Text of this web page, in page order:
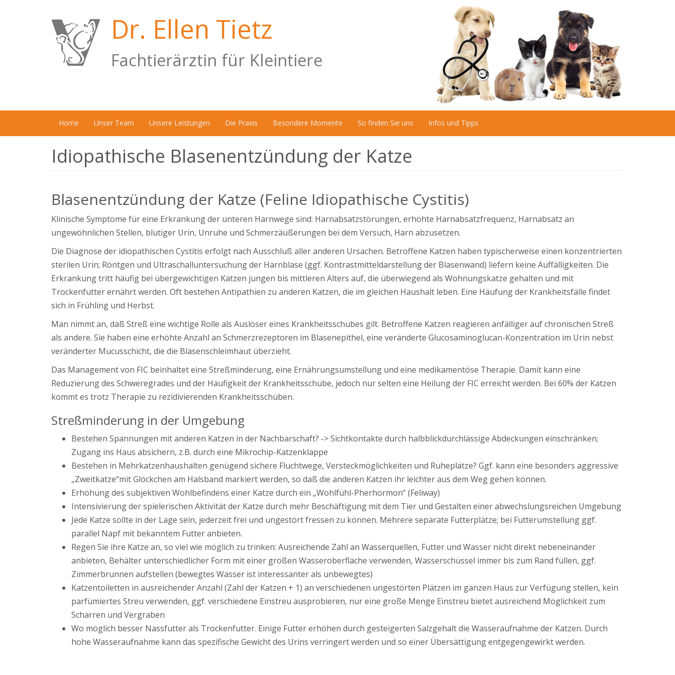
Dr. Ellen Tietz
Fachtierärztin für Kleintiere
Home Unser Team Unsere Leistungen Die Praxis Besondere Momente So finden Sie uns Infos und Tipps
Idiopathische Blasenentzündung der Katze
Blasenentzündung der Katze (Feline Idiopathische Cystitis)
Klinische Symptome für eine Erkrankung der unteren Harnwege sind: Harnabsatzstörungen, erhöhte Harnabsatzfrequenz, Harnabsatz an
ungewöhnlichen Stellen, blutiger Urin, Unruhe und Schmerzäußerungen bei dem Versuch, Harn abzusetzen.
Die Diagnose der idiopathischen Cystitis erfolgt nach Ausschluß aller anderen Ursachen. Betroffene Katzen haben typischerweise einen konzentrierten
sterilen Urin; Röntgen und Ultraschalluntersuchung der Harnblase (ggf. Kontrastmitteldarstellung der Blasenwand) liefern keine Auffälligkeiten. Die
Erkrankung tritt häufig bei übergewichtigen Katzen jungen bis mittleren Alters auf, die überwiegend als Wohnungskatze gehalten und mit
Trockenfutter ernährt werden. Oft bestehen Antipathien zu anderen Katzen, die im gleichen Haushalt leben. Eine Häufung der Krankheitsfälle findet
sich in Frühling und Herbst.
Man nimmt an, daß Streß eine wichtige Rolle als Auslöser eines Krankheitsschubes gilt. Betroffene Katzen reagieren anfälliger auf chronischen Streß
als andere. Sie haben eine erhöhte Anzahl an Schmerzrezeptoren im Blasenepithel, eine veränderte Glucosaminoglucan-Konzentration im Urin nebst
veränderter Mucusschicht, die die Blasenschleimhaut überzieht.
Das Management von FIC beinhaltet eine Streßminderung, eine Ernährungsumstellung und eine medikamentöse Therapie. Damit kann eine
Reduzierung des Schweregrades und der Häufigkeit der Krankheitsschübe, jedoch nur selten eine Heilung der FIC erreicht werden. Bei 60% der Katzen
kommt es trotz Therapie zu rezidivierenden Krankheitsschüben.
Streßminderung in der Umgebung
Bestehen Spannungen mit anderen Katzen in der Nachbarschaft? -> Sichtkontakte durch halbblickdurchlässige Abdeckungen einschränken;
Zugang ins Haus absichern, z.B. durch eine Mikrochip-Katzenklappe
Bestehen in Mehrkatzenhaushalten genügend sichere Fluchtwege, Versteckmöglichkeiten und Ruheplätze? Ggf. kann eine besonders aggressive
„Zweitkatze“mit Glöckchen am Halsband markiert werden, so daß die anderen Katzen ihr leichter aus dem Weg gehen können.
Erhöhung des subjektiven Wohlbefindens einer Katze durch ein „Wohlfühl-Pherhormon“ (Feliway)
Intensivierung der spielerischen Aktivität der Katze durch mehr Beschäftigung mit dem Tier und Gestalten einer abwechslungsreichen Umgebung
Jede Katze sollte in der Lage sein, jederzeit frei und ungestört fressen zu können. Mehrere separate Futterplätze; bei Futterumstellung ggf.
parallel Napf mit bekanntem Futter anbieten.
Regen Sie ihre Katze an, so viel wie möglich zu trinken: Ausreichende Zahl an Wasserquellen, Futter und Wasser nicht direkt nebeneinander
anbieten, Behälter unterschiedlicher Form mit einer großen Wasseroberfläche verwenden, Wasserschüssel immer bis zum Rand füllen, ggf.
Zimmerbrunnen aufstellen (bewegtes Wasser ist interessanter als unbewegtes)
Katzentoiletten in ausreichender Anzahl (Zahl der Katzen + 1) an verschiedenen ungestörten Plätzen im ganzen Haus zur Verfügung stellen, kein
parfümiertes Streu verwenden, ggf. verschiedene Einstreu ausprobieren, nur eine große Menge Einstreu bietet ausreichend Möglichkeit zum
Scharren und Vergraben
Wo möglich besser Nassfutter als Trockenfutter. Einige Futter erhöhen durch gesteigerten Salzgehalt die Wasseraufnahme der Katzen. Durch
hohe Wasseraufnahme kann das spezifische Gewicht des Urins verringert werden und so einer Übersättigung entgegengewirkt werden.